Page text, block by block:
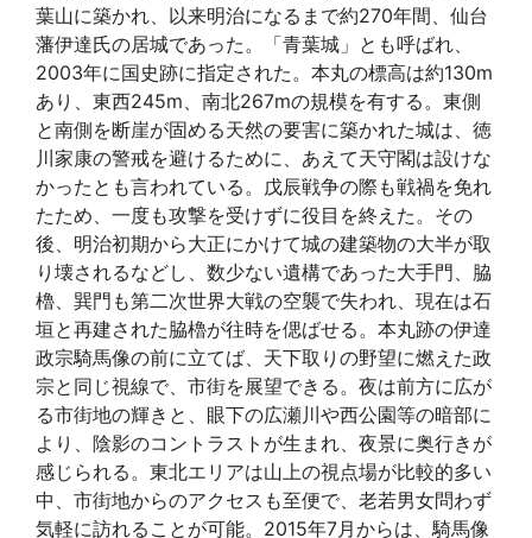
葉山に築かれ、以来明治になるまで約270年間、仙台
藩伊達氏の居城であった。「青葉城」とも呼ばれ、
2003年に国史跡に指定された。本丸の標高は約130m
あり、東西245m、南北267mの規模を有する。東側
と南側を断崖が固める天然の要害に築かれた城は、徳
川家康の警戒を避けるために、あえて天守閣は設けな
かったとも言われている。戊辰戦争の際も戦禍を免れ
たため、一度も攻撃を受けずに役目を終えた。その
後、明治初期から大正にかけて城の建築物の大半が取
り壊されるなどし、数少ない遺構であった大手門、脇
櫓、巽門も第二次世界大戦の空襲で失われ、現在は石
垣と再建された脇櫓が往時を偲ばせる。本丸跡の伊達
政宗騎馬像の前に立てば、天下取りの野望に燃えた政
宗と同じ視線で、市街を展望できる。夜は前方に広が
る市街地の輝きと、眼下の広瀬川や西公園等の暗部に
より、陰影のコントラストが生まれ、夜景に奥行きが
感じられる。東北エリアは山上の視点場が比較的多い
中、市街地からのアクセスも至便で、老若男女問わず
気軽に訪れることが可能。2015年7月からは、騎馬像